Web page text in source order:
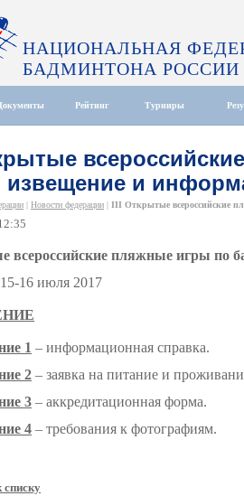
НАЦИОНАЛЬНАЯ
БАДМИНТОНА РОССИИ
Рейтинг Турниры
извещение и
| Новости федерации | III Открытые всероссийские
всероссийские пляжные игры по
16 июля 2017
1 – информационная справка.
2 – заявка на питание и
3 – аккредитационная форма.
4 – требования к фотографиям.
списку